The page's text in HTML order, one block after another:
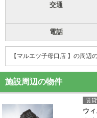
交通
電話
【マルエツ子母口店 】の周辺
施設周辺の物件
賃
ウ